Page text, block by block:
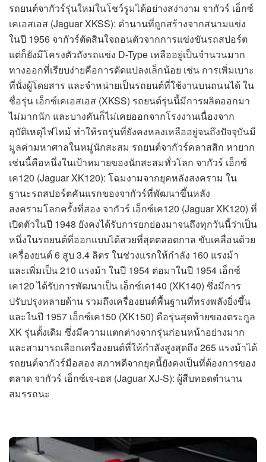
รถยนต์จากัวร์รุ่นใหม่ในโชว์รูมได้อย่างสง่างาม จากัวร์ เอ็กซ์
เคเอสเอส (Jaguar XKSS): ตำนานที่ถูกสร้างจากสนามแข่ง
ในปี 1956 จากัวร์ตัดสินใจถอนตัวจากการแข่งขันรถสปอร์ต
แต่ก็ยังมีโครงตัวถังรถแข่ง D-Type เหลืออยู่เป็นจำนวนมาก
ทางออกที่เรียบง่ายคือการดัดแปลงเล็กน้อย เช่น การเพิ่มเบาะ
ที่นั่งผู้โดยสาร และจำหน่ายเป็นรถยนต์ที่ใช้งานบนถนนได้ ใน
ชื่อรุ่น เอ็กซ์เคเอสเอส (XKSS) รถยนต์รุ่นนี้มีการผลิตออกมา
ไม่มากนัก และบางคันก็ไม่เคยออกจากโรงงานเนื่องจาก
อุบัติเหตุไฟไหม้ ทำให้รถรุ่นที่ยังคงหลงเหลืออยู่จนถึงปัจจุบันมี
มูลค่ามหาศาลในหมู่นักสะสม รถยนต์จากัวร์คลาสสิก หายาก
เช่นนี้คือหนึ่งในเป้าหมายของนักสะสมทั่วโลก จากัวร์ เอ็กซ์
เค120 (Jaguar XK120): โฉมงามจากยุคหลังสงคราม ใน
ฐานะรถสปอร์ตคันแรกของจากัวร์ที่พัฒนาขึ้นหลัง
สงครามโลกครั้งที่สอง จากัวร์ เอ็กซ์เค120 (Jaguar XK120) ที่
เปิดตัวในปี 1948 ยังคงได้รับการยกย่องมาจนถึงทุกวันนี้ว่าเป็น
หนึ่งในรถยนต์ที่ออกแบบได้สวยที่สุดตลอดกาล ขับเคลื่อนด้วย
เครื่องยนต์ 6 สูบ 3.4 ลิตร ในช่วงแรกให้กำลัง 160 แรงม้า
และเพิ่มเป็น 210 แรงม้า ในปี 1954 ต่อมาในปี 1954 เอ็กซ์
เค120 ได้รับการพัฒนาเป็น เอ็กซ์เค140 (XK140) ซึ่งมีการ
ปรับปรุงหลายด้าน รวมถึงเครื่องยนต์พื้นฐานที่ทรงพลังยิ่งขึ้น
และในปี 1957 เอ็กซ์เค150 (XK150) คือรุ่นสุดท้ายของตระกูล
XK รุ่นดั้งเดิม ซึ่งมีความแตกต่างจากรุ่นก่อนหน้าอย่างมาก
และสามารถเลือกเครื่องยนต์ที่ให้กำลังสูงสุดถึง 265 แรงม้าได้
รถยนต์จากัวร์มือสอง สภาพดีจากยุคนี้ยังคงเป็นที่ต้องการของ
ตลาด จากัวร์ เอ็กซ์เจ-เอส (Jaguar XJ-S): ผู้สืบทอดตำนาน
สมรรถนะ